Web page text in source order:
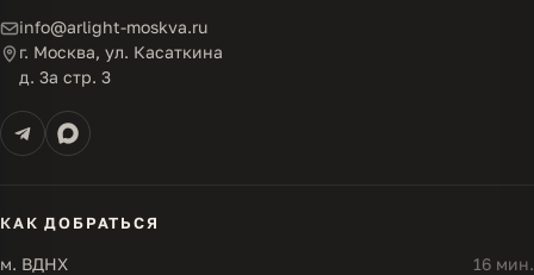
info@arlight-moskva.ru
г. Москва, ул. Касаткина
д. 3а стр. 3
КАК ДОБРАТЬСЯ
м. ВДНХ
16 мин.